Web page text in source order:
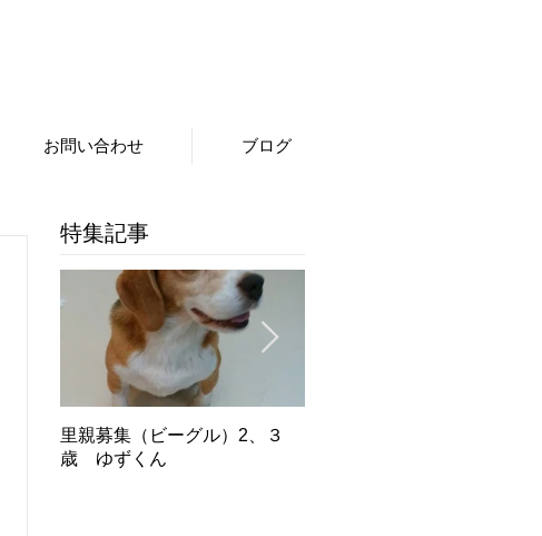
お問い合わせ ブログ
特集記事
里親募集（ビーグル）2、３
歳 ゆずくん